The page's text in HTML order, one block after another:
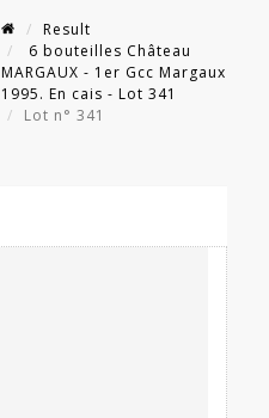
Result
6 bouteilles Château
MARGAUX - 1er Gcc Margaux
1995. En cais - Lot 341
Lot n° 341